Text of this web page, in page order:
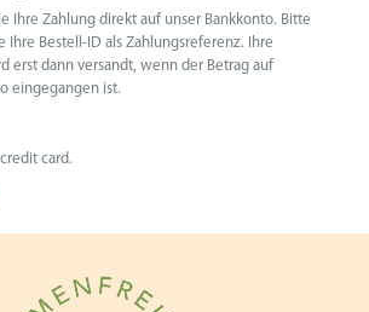
Ihre Zahlung direkt auf unser Bankkonto. Bitte
Ihre Bestell-ID als Zahlungsreferenz. Ihre
erst dann versandt, wenn der Betrag auf
eingegangen ist.
card.